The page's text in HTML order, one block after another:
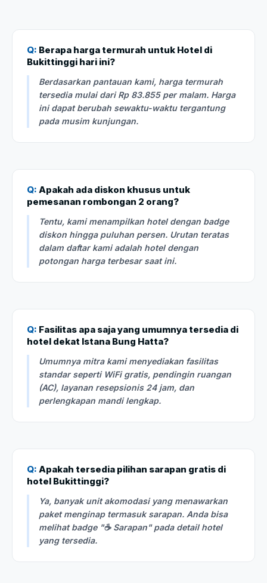
Q: Berapa harga termurah untuk Hotel di
Bukittinggi hari ini?
Berdasarkan pantauan kami, harga termurah
tersedia mulai dari Rp 83.855 per malam. Harga
ini dapat berubah sewaktu-waktu tergantung
pada musim kunjungan.
Q: Apakah ada diskon khusus untuk
pemesanan rombongan 2 orang?
Tentu, kami menampilkan hotel dengan badge
diskon hingga puluhan persen. Urutan teratas
dalam daftar kami adalah hotel dengan
potongan harga terbesar saat ini.
Q: Fasilitas apa saja yang umumnya tersedia di
hotel dekat Istana Bung Hatta?
Umumnya mitra kami menyediakan fasilitas
standar seperti WiFi gratis, pendingin ruangan
(AC), layanan resepsionis 24 jam, dan
perlengkapan mandi lengkap.
Q: Apakah tersedia pilihan sarapan gratis di
hotel Bukittinggi?
Ya, banyak unit akomodasi yang menawarkan
paket menginap termasuk sarapan. Anda bisa
melihat badge "☕ Sarapan" pada detail hotel
yang tersedia.